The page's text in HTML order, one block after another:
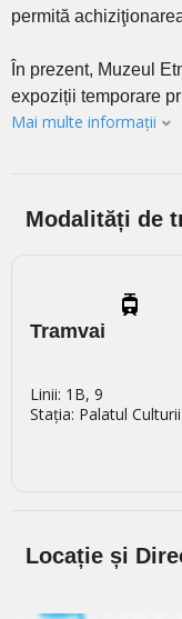
permită
În prezent, Muzeul
expoziții temporare
Mai multe informații
Modalități de
Tramvai
Linii: 1B, 9
Stația: Palatul Culturii
Locație și